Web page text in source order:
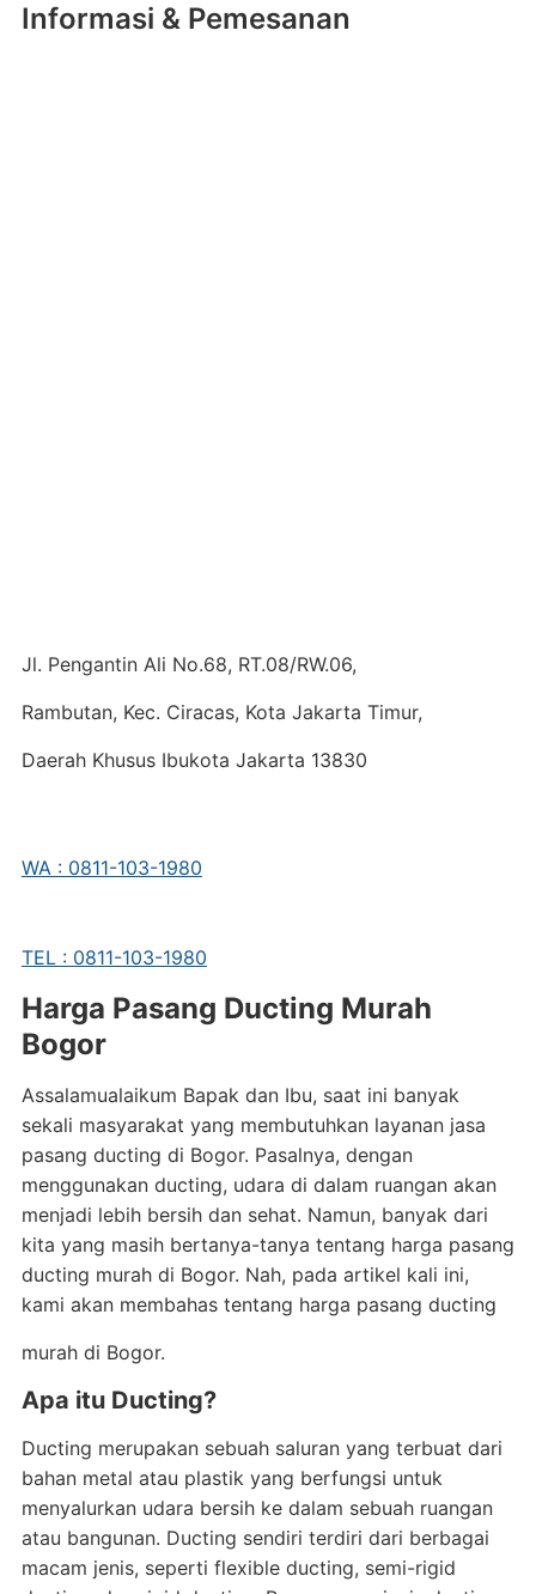
Informasi & Pemesanan
Jl. Pengantin Ali No.68, RT.08/RW.06,
Rambutan, Kec. Ciracas, Kota Jakarta Timur,
Daerah Khusus Ibukota Jakarta 13830
WA : 0811-103-1980
TEL : 0811-103-1980
Harga Pasang Ducting Murah
Bogor
Assalamualaikum Bapak dan Ibu, saat ini banyak
sekali masyarakat yang membutuhkan layanan jasa
pasang ducting di Bogor. Pasalnya, dengan
menggunakan ducting, udara di dalam ruangan akan
menjadi lebih bersih dan sehat. Namun, banyak dari
kita yang masih bertanya-tanya tentang harga pasang
ducting murah di Bogor. Nah, pada artikel kali ini,
kami akan membahas tentang harga pasang ducting
murah di Bogor.
Apa itu Ducting?
Ducting merupakan sebuah saluran yang terbuat dari
bahan metal atau plastik yang berfungsi untuk
menyalurkan udara bersih ke dalam sebuah ruangan
atau bangunan. Ducting sendiri terdiri dari berbagai
macam jenis, seperti flexible ducting, semi-rigid